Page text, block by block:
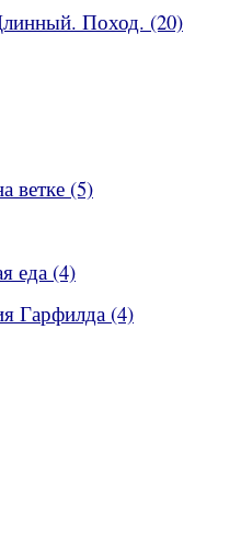
Поход. (20)
ветке (5)
еда (4)
Гарфилда (4)